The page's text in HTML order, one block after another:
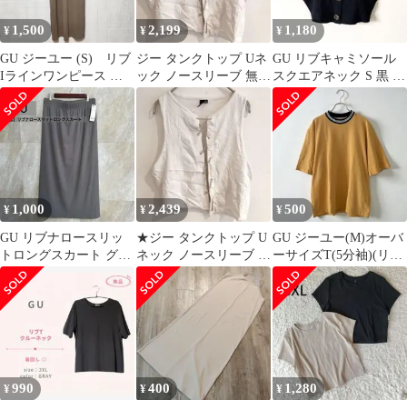
¥ 1,500
GU ジーユー (S) リブ
Iラインワンピース 長
袖
¥2,199
ジー タンクトップ Uネ
ック ノースリーブ 無地
M 白 綿 フロントビジ
ュー
¥ 1,180
GU リブキャミソール
スクエアネック S 黒 綿
普段着 お出かけ 重ね着
¥ 1,000
GU リブナロースリッ
トロングスカート グレ
ー XL
¥2,439
★ジー タンクトップ U
ネック ノースリーブ 無
地 M 白 綿 フロントビ
ジュー
¥500
GU ジーユー(M)オーバ
ーサイズT(5分袖)(リブ
ライン)山吹色 黄色
¥990 ¥400 ¥1,280